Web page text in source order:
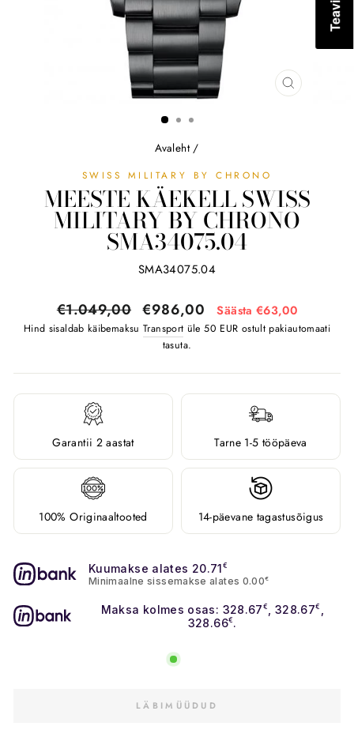
SULGE
Avaleht /
SWISS MILITARY BY CHRONO
MEESTE KÄEKELL SWISS
MILITARY BY CHRONO
SMA34075.04
SMA34075.04
Tavahind
€1.049,00 Soodushind
€986,00 Säästa €63,00
Hind sisaldab käibemaksuTransport üle 50 EUR ostult pakiautomaati
tasuta.
Garantii 2 aastat Tarne 1-5 tööpäeva
100% Originaaltooted 14-päevane tagastusõigus
Kuumakse alates 20.71 €
Minimaalne sissemakse alates 0.00€
Maksa kolmes osas: 328.67 € , 328.67€
328.66€ .
LÄBIMÜÜDUD